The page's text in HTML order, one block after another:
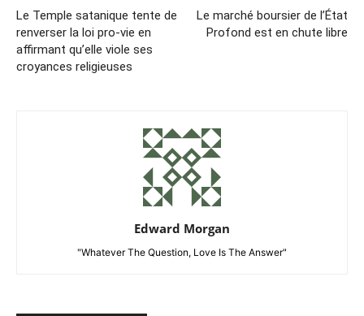
Le Temple satanique tente de
renverser la loi pro-vie en
affirmant qu’elle viole ses
croyances religieuses
Le marché boursier de l’État
Profond est en chute libre
Edward Morgan
"Whatever The Question, Love Is The Answer"